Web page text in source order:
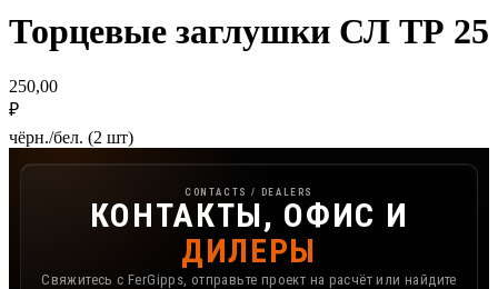
Торцевые заглушки СЛ ТР 25
250,00
₽
чёрн./бел. (2 шт)
Контакты, офис и дилеры FerGipps
CONTACTS / DEALERS
КОНТАКТЫ, ОФИС И
ДИЛЕРЫ
Свяжитесь с FerGipps, отправьте проект на расчёт или найдите